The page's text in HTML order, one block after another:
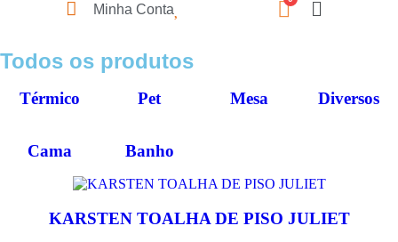
Minha Conta
Todos os produtos
Térmico Pet Mesa Diversos
Cama Banho
KARSTEN TOALHA DE PISO JULIET